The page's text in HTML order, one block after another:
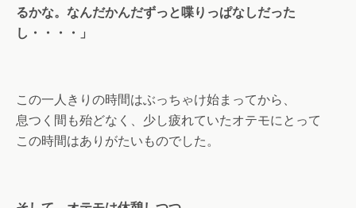
るかな。なんだかんだずっと喋りっぱなしだった
し・・・・」
この一人きりの時間はぶっちゃけ始まってから、
息つく間も殆どなく、少し疲れていたオテモにとって
この時間はありがたいものでした。